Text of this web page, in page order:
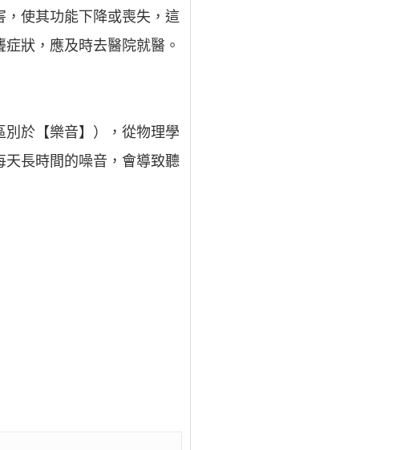
使其功能下降或喪失，這
狀，應及時去醫院就醫。
於【樂音】），從物理學
天長時間的噪音，會導致聽